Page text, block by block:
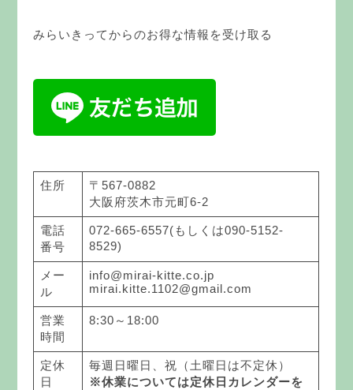
みらいきってからのお得な情報を受け取る
住所
〒567-0882
大阪府茨木市元町6-2
電話
番号
072-665-6557(もしくは090-5152-
8529)
メー
ル
info@mirai-kitte.co.jp
mirai.kitte.1102@gmail.com
営業
時間
8:30～18:00
定休
日
毎週日曜日、祝（土曜日は不定休）
※休業については定休日カレンダーを